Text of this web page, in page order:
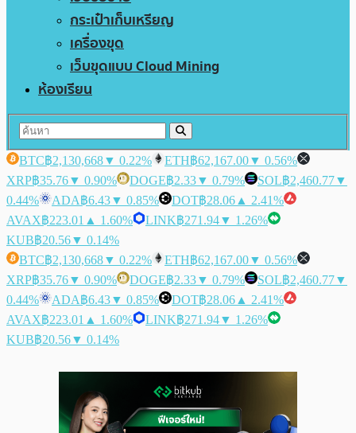
กระเป๋าเก็บเหรียญ
เครื่องขุด
เว็บขุดแบบ Cloud Mining
ห้องเรียน
BTC฿2,130,668▼ 0.22% ETH฿62,167.00▼ 0.56%
XRP฿35.76▼ 0.90% DOGE฿2.33▼ 0.79% SOL฿2,460.77▼
0.44%
ADA฿6.43▼ 0.85% DOT฿28.06 ▲ 2.41%
AVAX฿223.01 ▲ 1.60% LINK฿271.94▼ 1.26%
KUB฿20.56▼ 0.14%
BTC฿2,130,668▼ 0.22% ETH฿62,167.00▼ 0.56%
XRP฿35.76▼ 0.90% DOGE฿2.33▼ 0.79% SOL฿2,460.77▼
0.44%
ADA฿6.43▼ 0.85% DOT฿28.06 ▲ 2.41%
AVAX฿223.01 ▲ 1.60% LINK฿271.94▼ 1.26%
KUB฿20.56▼ 0.14%